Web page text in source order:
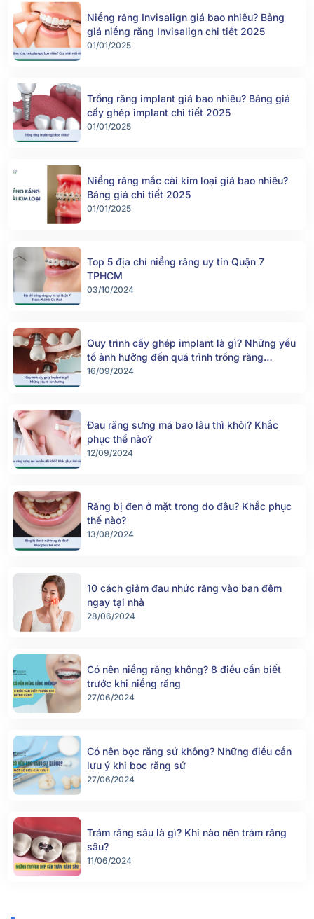
Niềng răng Invisalign giá bao nhiêu? Bảng
giá niềng răng Invisalign chi tiết 2025
01/01/2025
Trồng răng implant giá bao nhiêu? Bảng giá
cấy ghép implant chi tiết 2025
01/01/2025
Niềng răng mắc cài kim loại giá bao nhiêu?
Bảng giá chi tiết 2025
01/01/2025
Top 5 địa chỉ niềng răng uy tín Quận 7
TPHCM
03/10/2024
Quy trình cấy ghép implant là gì? Những yếu
tố ảnh hưởng đến quá trình trồng răng
implant
16/09/2024
Đau răng sưng má bao lâu thì khỏi? Khắc
phục thế nào?
12/09/2024
Răng bị đen ở mặt trong do đâu? Khắc phục
thế nào?
13/08/2024
10 cách giảm đau nhức răng vào ban đêm
ngay tại nhà
28/06/2024
Có nên niềng răng không? 8 điều cần biết
trước khi niềng răng
27/06/2024
Có nên bọc răng sứ không? Những điều cần
lưu ý khi bọc răng sứ
27/06/2024
Trám răng sâu là gì? Khi nào nên trám răng
sâu?
11/06/2024